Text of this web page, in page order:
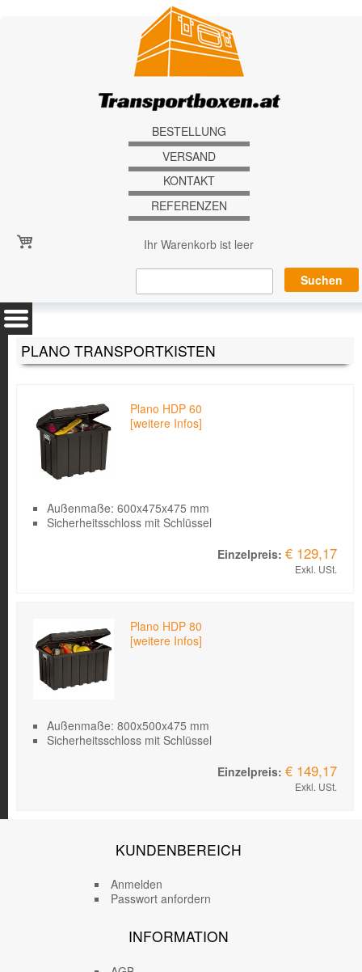
BESTELLUNG
VERSAND
KONTAKT
REFERENZEN
Ihr Warenkorb ist leer
PLANO TRANSPORTKISTEN
Plano HDP 60
[weitere Infos]
Außenmaße: 600x475x475 mm
Sicherheitsschloss mit Schlüssel
€ 129,17
Exkl. USt.
Plano HDP 80
[weitere Infos]
Außenmaße: 800x500x475 mm
Sicherheitsschloss mit Schlüssel
€ 149,17
Exkl. USt.
KUNDENBEREICH
Anmelden
Passwort anfordern
INFORMATION